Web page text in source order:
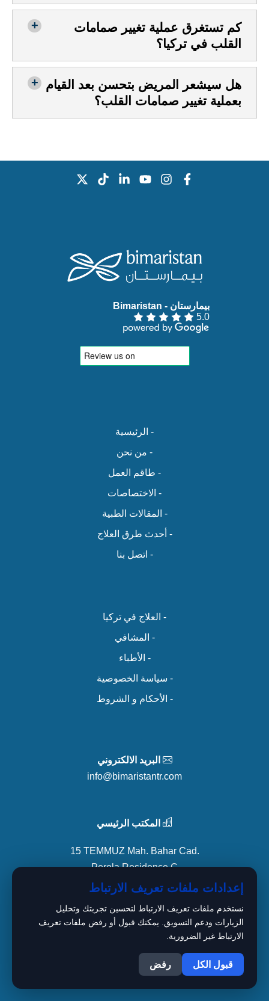
كم تستغرق عملية تغيير صمامات
القلب في تركيا؟
هل سيشعر المريض بتحسن بعد القيام
بعملية تغيير صمامات القلب؟
بيمارستان - Bimaristan‏
5.0
- الرئيسية
- من نحن
- طاقم العمل
- الاختصاصات
- المقالات الطبية
- أحدث طرق العلاج
- اتصل بنا
- العلاج في تركيا
- المشافي
- الأطباء
- سياسة الخصوصية
- الأحكام و الشروط
البريد الالكتروني
info@bimaristantr.com
المكتب الرئيسي
15 TEMMUZ Mah. Bahar Cad.
Perola Residence C
Blok No: 89/2 İç Kapı No: Z7(99)
4167905
إعدادات ملفات تعريف الارتباط
نستخدم ملفات تعريف الارتباط لتحسين تجربتك وتحليل
الزيارات ودعم التسويق. يمكنك قبول أو رفض ملفات تعريف
الارتباط غير الضرورية.
قبول الكل رفض